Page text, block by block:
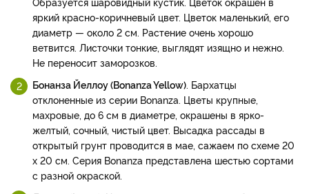
яркий красно-коричневый цвет. Цветок маленький, его
диаметр — около 2 см. Растение очень хорошо
ветвится. Листочки тонкие, выглядят изящно и нежно.
Не переносит заморозков.
Бонанза Йеллоу (Bonanza Yellow) . Бархатцы
отклоненные из серии Bonanza. Цветы крупные,
махровые, до 6 см в диаметре, окрашены в ярко-
желтый, сочный, чистый цвет. Высадка рассады в
открытый грунт проводится в мае, сажаем по схеме 20
х 20 см. Серия Bonanza представлена шестью сортами
с разной окраской.